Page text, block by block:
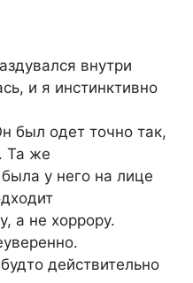
внутри
и я инстинктивно
был одет точно так,
Та же
у него на лице
а не хоррору.
действительно